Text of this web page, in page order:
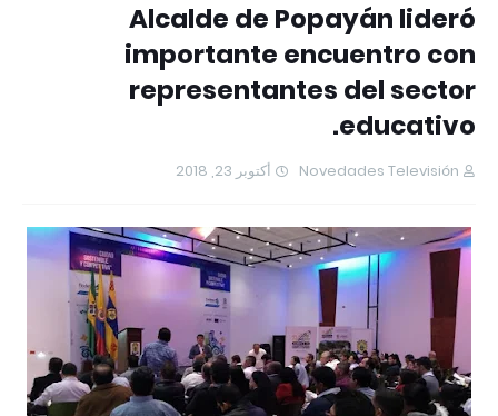
Alcalde de Popayán lideró
importante encuentro con
representantes del sector
educativo.
Novedades Televisión أكتوبر 23, 2018